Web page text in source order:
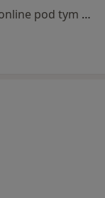
Specjalista nie oferuje umawiania online pod tym adresem.